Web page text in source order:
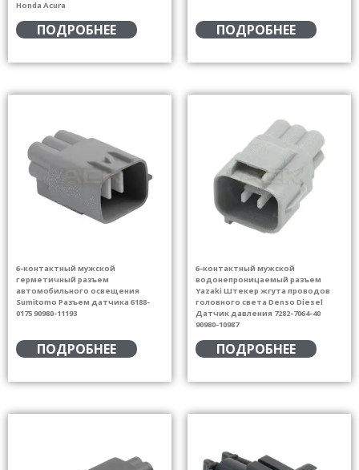
Honda Acura
ПОДРОБНЕЕ ПОДРОБНЕЕ
6-контактный мужской
герметичный разъем
автомобильного освещения
Sumitomo Разъем датчика 6188-
0175 90980-11193
ПОДРОБНЕЕ
6-контактный мужской
водонепроницаемый разъем
Yazaki Штекер жгута проводов
головного света Denso Diesel
Датчик давления 7282-7064-40
90980-10987
ПОДРОБНЕЕ